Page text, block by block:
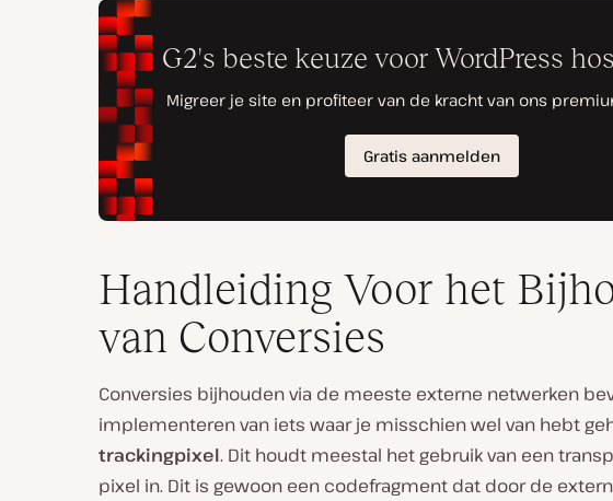
Handleiding Voor het
van Conversies
Conversies bijhouden via de meeste externe netwerken
implementeren van iets waar je misschien wel van hebt
trackingpixel. Dit houdt meestal het gebruik van een
pixel in. Dit is gewoon een codefragment dat door de